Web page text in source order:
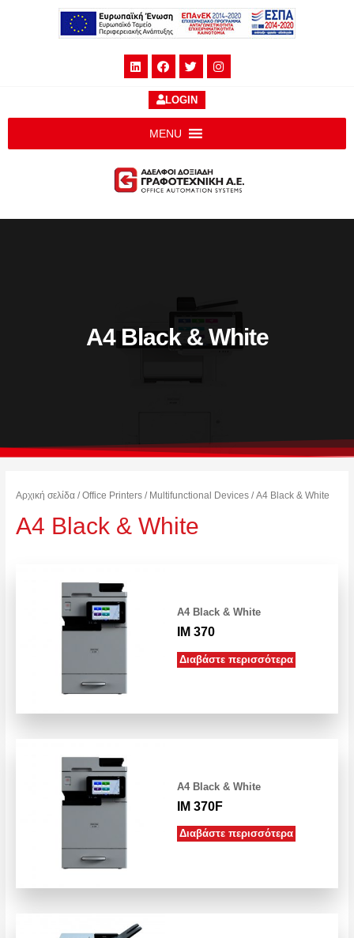
MENU
LOGIN
A4 Black & White
Αρχική σελίδα/Office Printers/ Multifunctional Devices/ A4 Black & White
A4 Black & White
A4 Black & White
IM 370
Διαβάστε περισσότερα
A4 Black & White
IM 370F
Διαβάστε περισσότερα